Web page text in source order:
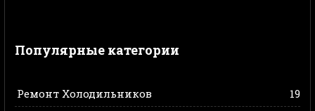
Популярные категории
Ремонт Холодильников
19